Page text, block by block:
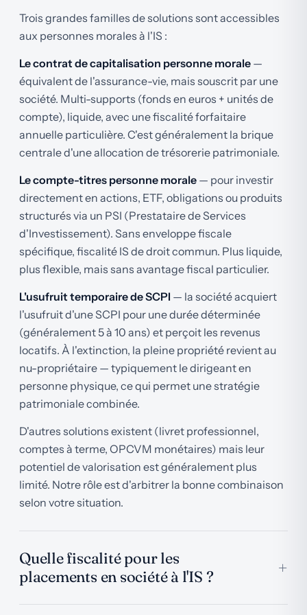
Trois grandes familles de solutions sont accessibles
aux personnes morales à l'IS :
Le contrat de capitalisation personne morale —
équivalent de l'assurance-vie, mais souscrit par une
société. Multi-supports (fonds en euros + unités de
compte), liquide, avec une fiscalité forfaitaire
annuelle particulière. C'est généralement la brique
centrale d'une allocation de trésorerie patrimoniale.
Le compte-titres personne morale — pour investir
directement en actions, ETF, obligations ou produits
structurés via un PSI (Prestataire de Services
d'Investissement). Sans enveloppe fiscale
spécifique, fiscalité IS de droit commun. Plus liquide,
plus flexible, mais sans avantage fiscal particulier.
L'usufruit temporaire de SCPI — la société acquiert
l'usufruit d'une SCPI pour une durée déterminée
(généralement 5 à 10 ans) et perçoit les revenus
locatifs. À l'extinction, la pleine propriété revient au
nu-propriétaire — typiquement le dirigeant en
personne physique, ce qui permet une stratégie
patrimoniale combinée.
D'autres solutions existent (livret professionnel,
comptes à terme, OPCVM monétaires) mais leur
potentiel de valorisation est généralement plus
limité. Notre rôle est d'arbitrer la bonne combinaison
selon votre situation.
Quelle fiscalité pour les
placements en société à l'IS ?
+